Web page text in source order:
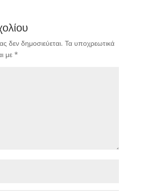
δεν δημοσιεύεται. Τα υποχρεωτικά
με *